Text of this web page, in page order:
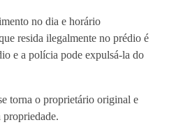
no dia e horário
resida ilegalmente no prédio é
e a polícia pode expulsá-la do
torna o proprietário original e
propriedade.